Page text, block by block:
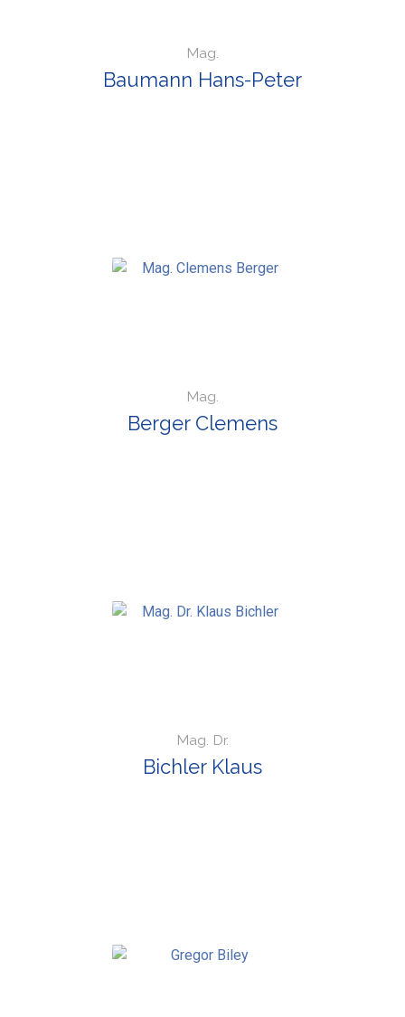
Mag.
Baumann Hans-Peter
Mag.
Berger Clemens
Mag. Dr.
Bichler Klaus